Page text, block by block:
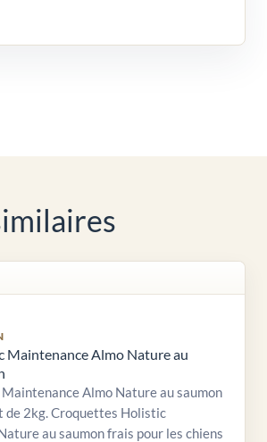
Maintenance Almo Nature au
Almo Nature au saumon
de 2kg. Croquettes Holistic
au saumon frais pour les chiens